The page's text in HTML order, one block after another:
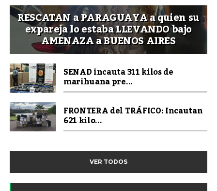
RESCATAN a PARAGUAYA a quien su
expareja lo estaba LLEVANDO bajo
AMENAZA a BUENOS AIRES
SENAD incauta 311 kilos de
marihuana pre...
FRONTERA del TRÁFICO: Incautan
621 kilo...
VER TODOS